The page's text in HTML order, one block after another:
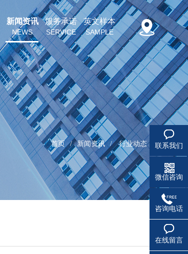
新闻资讯
NEWS
服务承诺
SERVICE
英文样本
SAMPLE
首页 / 新闻资讯 / 行业动态 联系我们
微信咨询
咨询电话
在线留言